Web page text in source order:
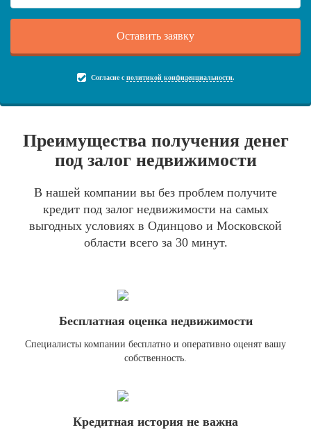
Согласие с политикой конфиденциальности.
Преимущества получения денег
под залог недвижимости
В нашей компании вы без проблем получите
кредит под залог недвижимости на самых
выгодных условиях в Одинцово и Московской
области всего за 30 минут.
Бесплатная оценка недвижимости
Специалисты компании бесплатно и оперативно оценят вашу
собственность.
Кредитная история не важна